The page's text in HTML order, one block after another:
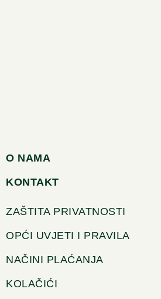
O NAMA
KONTAKT
ZAŠTITA PRIVATNOSTI
OPĆI UVJETI I PRAVILA
NAČINI PLAĆANJA
KOLAČIĆI